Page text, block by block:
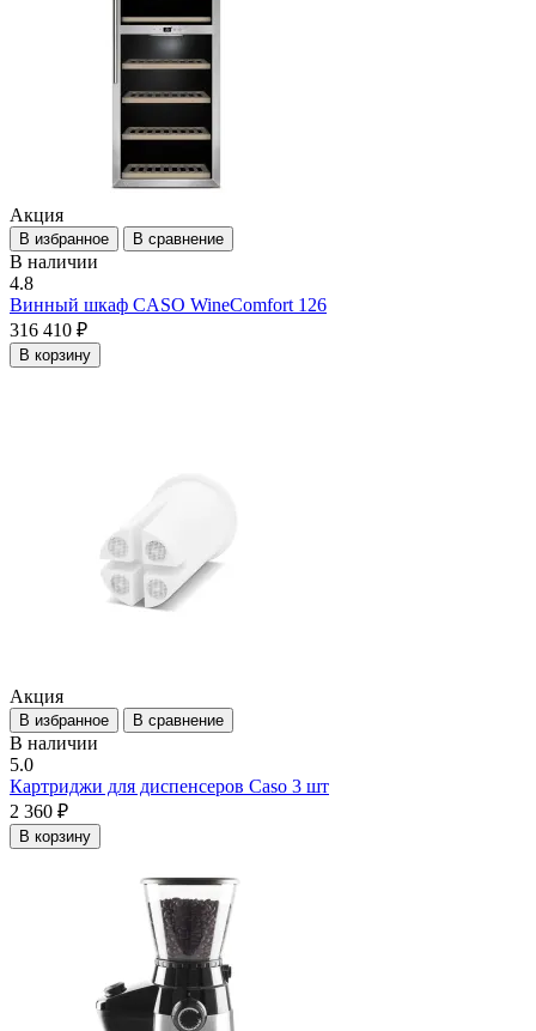
Акция
В избранное В сравнение
В наличии
4.8
Винный шкаф CASO WineComfort 126
316 410 ₽
В корзину
Акция
В избранное В сравнение
В наличии
5.0
Картриджи для диспенсеров Caso 3 шт
2 360 ₽
В корзину